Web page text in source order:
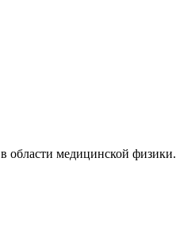
медицинской физики.